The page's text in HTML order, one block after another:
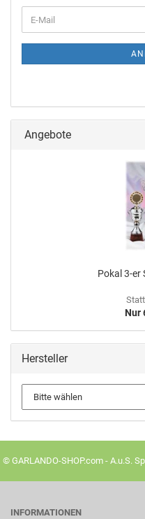
Angebote
Pokal 3-er
Nur
Hersteller
© GARLANDO-SHOP.com - A.u.S.
INFORMATIONEN